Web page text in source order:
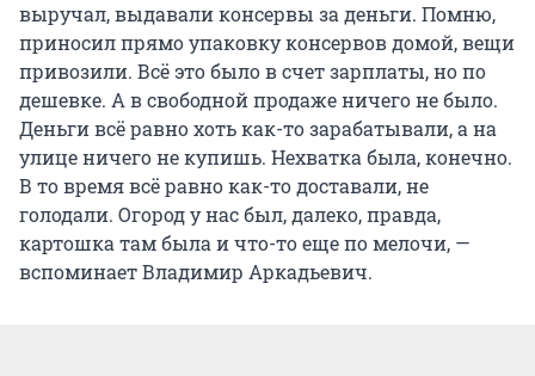
выручал, выдавали консервы за деньги. Помню,
приносил прямо упаковку консервов домой, вещи
привозили. Всё это было в счет зарплаты, но по
дешевке. А в свободной продаже ничего не было.
Деньги всё равно хоть как-то зарабатывали, а на
улице ничего не купишь. Нехватка была, конечно.
В то время всё равно как-то доставали, не
голодали. Огород у нас был, далеко, правда,
картошка там была и что-то еще по мелочи, —
вспоминает Владимир Аркадьевич.